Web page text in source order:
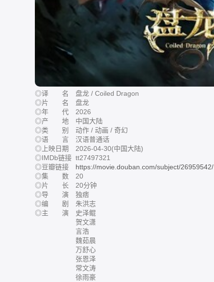
◎译 名 盘龙 / Coiled Dragon
◎片 名 盘龙
◎年 代 2026
◎产 地 中国大陆
◎类 别 动作 / 动画 / 奇幻
◎语 言 汉语普通话
◎上映日期 2026-04-30(中国大陆)
◎IMDb链接 tt27497321
◎豆瓣链接 https://movie.douban.com/subject/26959542/
◎集 数 20
◎片 长 20分钟
◎导 演 独痞
◎编 剧 朱洪志
◎主 演 史泽鲲
贺文潇
言浩
魏茹晨
万舒心
张恩泽
常文涛
徐雨豪